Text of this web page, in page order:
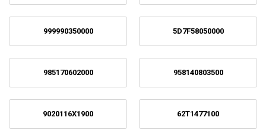
999990350000 5D7F58050000
985170602000 958140803500
9020116X1900 62T1477100